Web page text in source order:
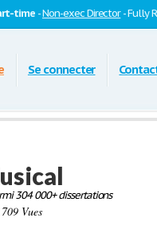
time -Non-exec Director- Fully
Se connecter
304 000+ dissertations
Vues